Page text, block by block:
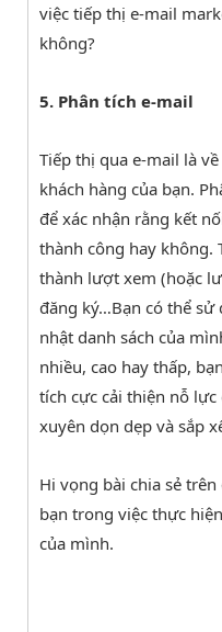
việc tiếp thị e-mail
không?
5. Phân tích e-mail
Tiếp thị qua e-mail là
khách hàng của bạn.
để xác nhận rằng kết
thành công hay không.
thành lượt xem (hoặc
đăng ký…Bạn có thể sử
nhật danh sách của
nhiều, cao hay thấp,
tích cực cải thiện nỗ
xuyên dọn dẹp và sắp
Hi vọng bài chia sẻ
bạn trong việc thực
của mình.